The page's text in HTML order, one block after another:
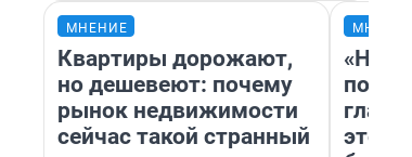
МНЕНИЕ
Квартиры дорожают,
но дешевеют: почему
рынок недвижимости
сейчас такой странный
этого